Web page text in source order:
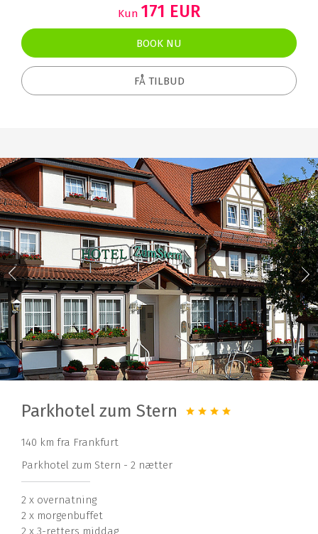
Kun 171 EUR
BOOK NU
FÅ TILBUD
Parkhotel zum Stern
140 km fra Frankfurt
Parkhotel zum Stern - 2 nætter
2 x overnatning
2 x morgenbuffet
2 x 3-retters middag